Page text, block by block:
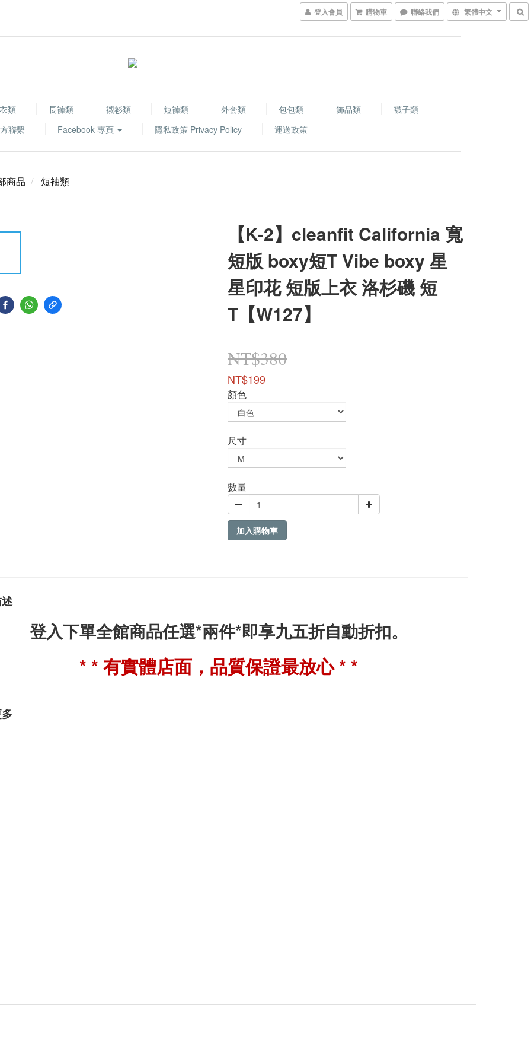
登入會員 購物車 聯絡我們 繁體中文
類 長褲類 襯衫類 短褲類 外套類 包包類 飾品類
襪子類
聯繫
Facebook 專頁 隱私政策 Privacy Policy 運送政策
商品 短袖類
【K-2】cleanfit California 寬
短版 boxy短T Vibe boxy 星
星印花 短版上衣 洛杉磯 短
T【W127】
NT$380
NT$199
顏色
尺寸
數量
加入購物車
登入下單全館商品任選*兩件*即享九五折自動折扣。
* * 有實體店面，品質保證最放心 * *